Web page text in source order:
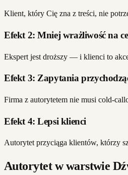
Klient, który Cię zna z treści, nie
Efekt 2: Mniej wrażliwość na
Ekspert jest droższy — i klienci to
Efekt 3: Zapytania
Firma z autorytetem nie musi cold-
Efekt 4: Lepsi klienci
Autorytet przyciąga klientów, którzy
Autorytet w warstwie